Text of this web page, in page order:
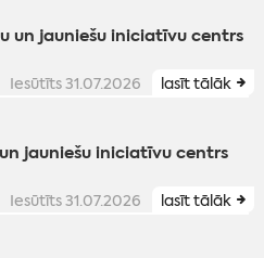
un jauniešu iniciatīvu centrs
Iesūtīts 31.07.2026 lasīt tālāk
jauniešu iniciatīvu centrs
Iesūtīts 31.07.2026 lasīt tālāk